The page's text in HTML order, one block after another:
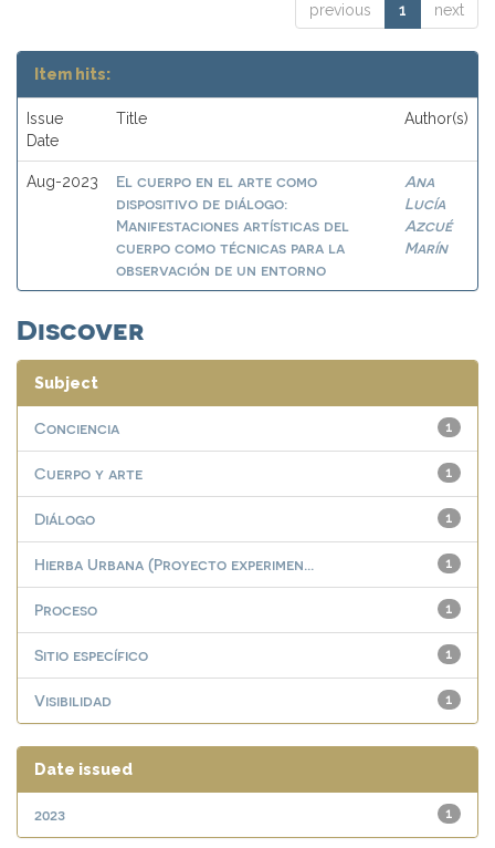
previous 1 next
Item hits:
Issue
Date
Title Author(s)
Aug-2023
El cuerpo en el arte como
dispositivo de diálogo:
Manifestaciones artísticas del
cuerpo como técnicas para la
observación de un entorno
Ana
Lucía
Azcué
Marín
Discover
Subject
1
Conciencia
1
Cuerpo y arte
1
Diálogo
1
Hierba Urbana (Proyecto experimen...
1
Proceso
1
Sitio específico
1
Visibilidad
Date issued
1
2023